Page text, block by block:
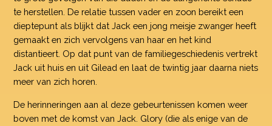
te herstellen. De relatie tussen vader en zoon bereikt een
dieptepunt als blijkt dat Jack een jong meisje zwanger heeft
gemaakt en zich vervolgens van haar en het kind
distantieert. Op dat punt van de familiegeschiedenis vertrekt
Jack uit huis en uit Gilead en laat de twintig jaar daarna niets
meer van zich horen.
De herinneringen aan al deze gebeurtenissen komen weer
boven met de komst van Jack. Glory (die als enige van de